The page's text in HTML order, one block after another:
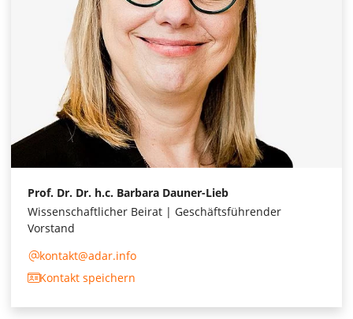
Prof. Dr. Dr. h.c. Barbara Dauner-Lieb
Wissenschaftlicher Beirat | Geschäftsführender
Vorstand
kontakt@adar.info
Kontakt speichern